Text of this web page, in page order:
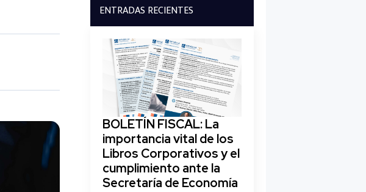
ENTRADAS RECIENTES
BOLETÍN FISCAL: La
importancia vital de los
Libros Corporativos y el
cumplimiento ante la
Secretaría de Economía